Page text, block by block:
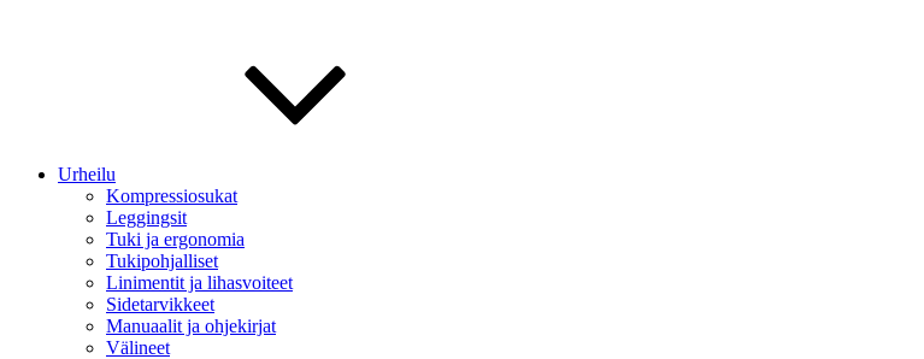
Urheilu
Kompressiosukat
Leggingsit
Tuki ja ergonomia
Tukipohjalliset
Linimentit ja lihasvoiteet
Sidetarvikkeet
Manuaalit ja ohjekirjat
Välineet